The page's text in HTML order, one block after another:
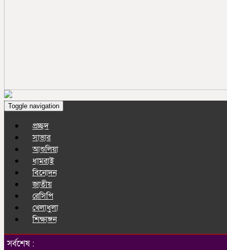
Toggle navigation
প্রচ্ছদ
সাভার
আশুলিয়া
ধামরাই
বিনোদন
জাতীয়
রেসিপি
খেলাধুলা
শিক্ষাঙ্গন
সর্বশেষ :